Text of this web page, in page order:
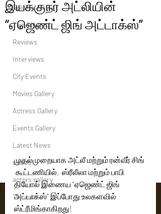
Political News
Tamil News
Reviews
Interviews
City Events
Movies Gallery
Actress Gallery
Events Gallery
Latest News
videos
actors gallery
Tv news
இயக்குநர் அட்லியின்
“ஏஜெண்ட் ஜிங் அட்டாக்ஸ்”
முதல்முறையாக அட்லீ மற்றும் ரன்வீர் சிங்
கூட்டணியில்,  ஸ்ரீலீலா மற்றும் பாபி
தியோல் இணைய “ஏஜெண்ட் ஜிங்
அட்டாக்ஸ்” இப்போது உலகளவில்
ஸ்ட்ரீமிங்காகிறது!